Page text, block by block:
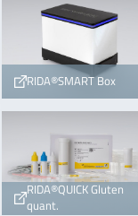
RIDA®SMART Box
RIDA®QUICK Gluten
quant.